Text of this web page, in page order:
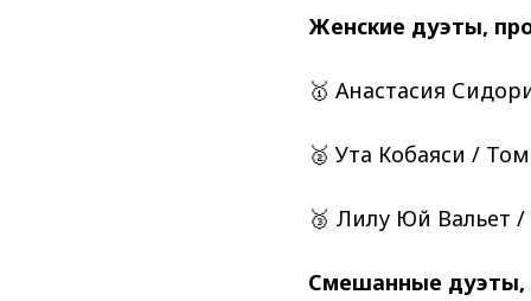
Женские дуэты,
🥇 Анастасия
🥈 Ута Кобаяси /
🥉 Лилу Юй Вальет /
Смешанные дуэты,